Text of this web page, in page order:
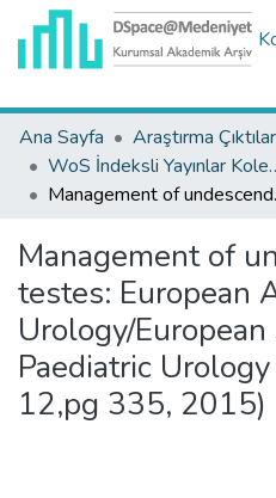
Ana Sayfa
WoS
Management of
Management of
testes: European
Urology/
Paediatric
12,pg 335, 2015)